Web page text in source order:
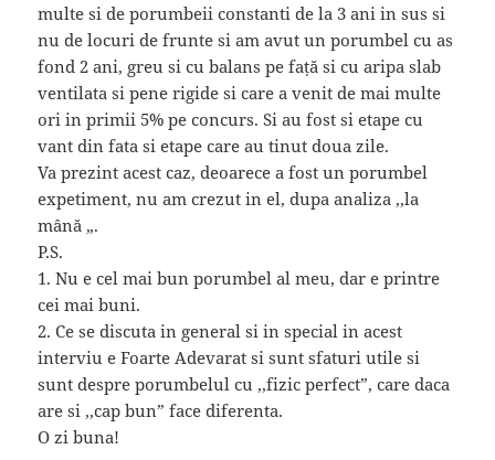
multe si de porumbeii constanti de la 3 ani in sus si
nu de locuri de frunte si am avut un porumbel cu as
fond 2 ani, greu si cu balans pe față si cu aripa slab
ventilata si pene rigide si care a venit de mai multe
ori in primii 5% pe concurs. Si au fost si etape cu
vant din fata si etape care au tinut doua zile.
Va prezint acest caz, deoarece a fost un porumbel
expetiment, nu am crezut in el, dupa analiza ,,la
mână „.
P.S.
1. Nu e cel mai bun porumbel al meu, dar e printre
cei mai buni.
2. Ce se discuta in general si in special in acest
interviu e Foarte Adevarat si sunt sfaturi utile si
sunt despre porumbelul cu ,,fizic perfect”, care daca
are si ,,cap bun” face diferenta.
O zi buna!